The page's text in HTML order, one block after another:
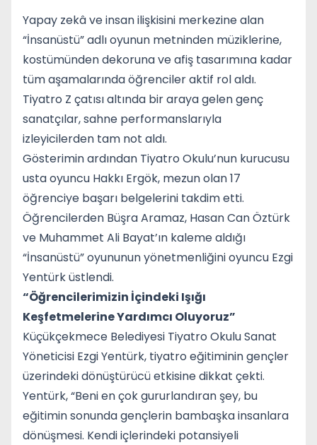
Yapay zekâ ve insan ilişkisini merkezine alan
“İnsanüstü” adlı oyunun metninden müziklerine,
kostümünden dekoruna ve afiş tasarımına kadar
tüm aşamalarında öğrenciler aktif rol aldı.
Tiyatro Z çatısı altında bir araya gelen genç
sanatçılar, sahne performanslarıyla
izleyicilerden tam not aldı.
Gösterimin ardından Tiyatro Okulu’nun kurucusu
usta oyuncu Hakkı Ergök, mezun olan 17
öğrenciye başarı belgelerini takdim etti.
Öğrencilerden Büşra Aramaz, Hasan Can Öztürk
ve Muhammet Ali Bayat’ın kaleme aldığı
“İnsanüstü” oyununun yönetmenliğini oyuncu Ezgi
Yentürk üstlendi.
“Öğrencilerimizin İçindeki Işığı
Keşfetmelerine Yardımcı Oluyoruz”
Küçükçekmece Belediyesi Tiyatro Okulu Sanat
Yöneticisi Ezgi Yentürk, tiyatro eğitiminin gençler
üzerindeki dönüştürücü etkisine dikkat çekti.
Yentürk, “Beni en çok gururlandıran şey, bu
eğitimin sonunda gençlerin bambaşka insanlara
dönüşmesi. Kendi içlerindeki potansiyeli